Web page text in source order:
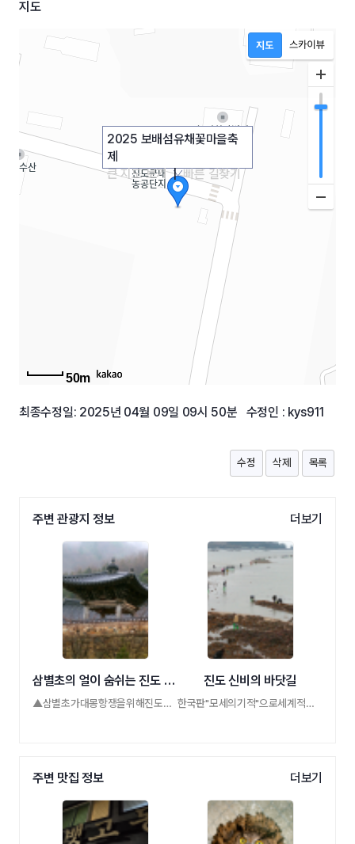
지도
2025 보배섬유채꽃마을축
제
큰 지도 보기|빠른 길찾기
50m
최종수정일: 2025년 04월 09일 09시 50분 수정인 : kys911
수정 삭제 목록
주변 관광지 정보 더보기
삼별초의 얼이 숨쉬는 진도 용장산성
▲삼별초가대몽항쟁을위해진도에쌓은용장산 …
진도 신비의 바닷길
한국판"모세의기적"으로세계적으로도유명한 …
주변 맛집 정보 더보기